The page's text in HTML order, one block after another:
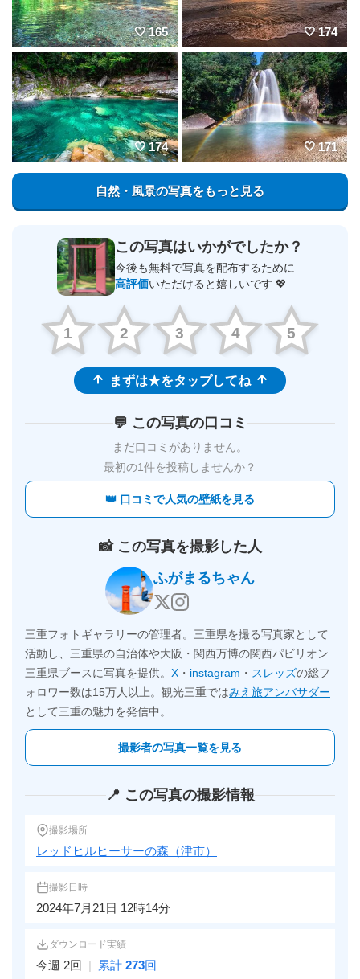
165 174
174 171
自然・風景の写真をもっと見る
この写真はいかがでしたか？
今後も無料で写真を配布するために
高評価いただけると嬉しいです 💖
1 2 3 4 5
まずは★をタップしてね
💬 この写真の口コミ
まだ口コミがありません。
最初の1件を投稿しませんか？
👑 口コミで人気の壁紙を見る
📸 この写真を撮影した人
ふがまるちゃん
三重フォトギャラリーの管理者。三重県を撮る写真家として
活動し、三重県の自治体や大阪・関西万博の関西パビリオン
三重県ブースに写真を提供。 X ・ instagram ・ スレッズの総フ
ォロワー数は15万人以上。観光三重ではみえ旅アンバサダー
として三重の魅力を発信中。
撮影者の写真一覧を見る
📍 この写真の撮影情報
撮影場所
レッドヒルヒーサーの森（津市）
撮影日時
2024年7月21日 12時14分
ダウンロード実績
今週 2回 | 累計 273回